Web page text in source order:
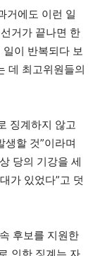
거에도 이런 일
거가 끝나면 한
이 반복되다 보
데 최고위원들의
징계하지 않고
할 것”이라며
당의 기강을 세
가 있었다”고 덧
후보를 지원한